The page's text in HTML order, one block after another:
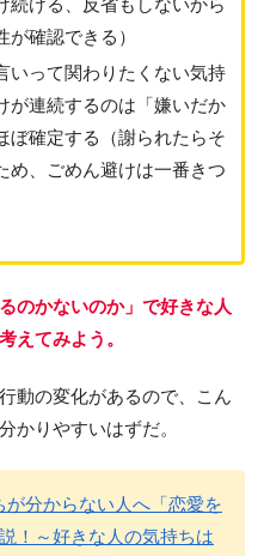
続ける、反省もしないから
確認できる）
いって関わりたくない気持
が連続するのは「嫌いだか
ぼ確定する（謝られたらそ
め、ごめん避けは一番きつ
のかないのか」で好きな人
えてみよう。
動の変化があるので、こん
かりやすいはずだ。
が分からない人へ「恋愛を
！～好きな人の気持ちは